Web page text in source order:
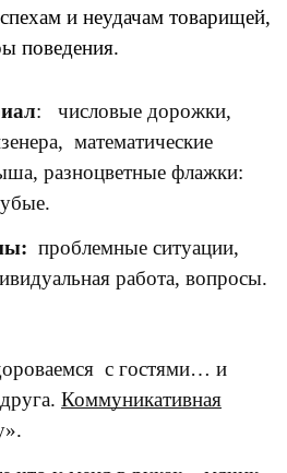
и неудачам товарищей,
поведения.
: числовые дорожки,
математические
разноцветные флажки:
проблемные ситуации,
работа, вопросы.
с гостями… и
Коммуникативная